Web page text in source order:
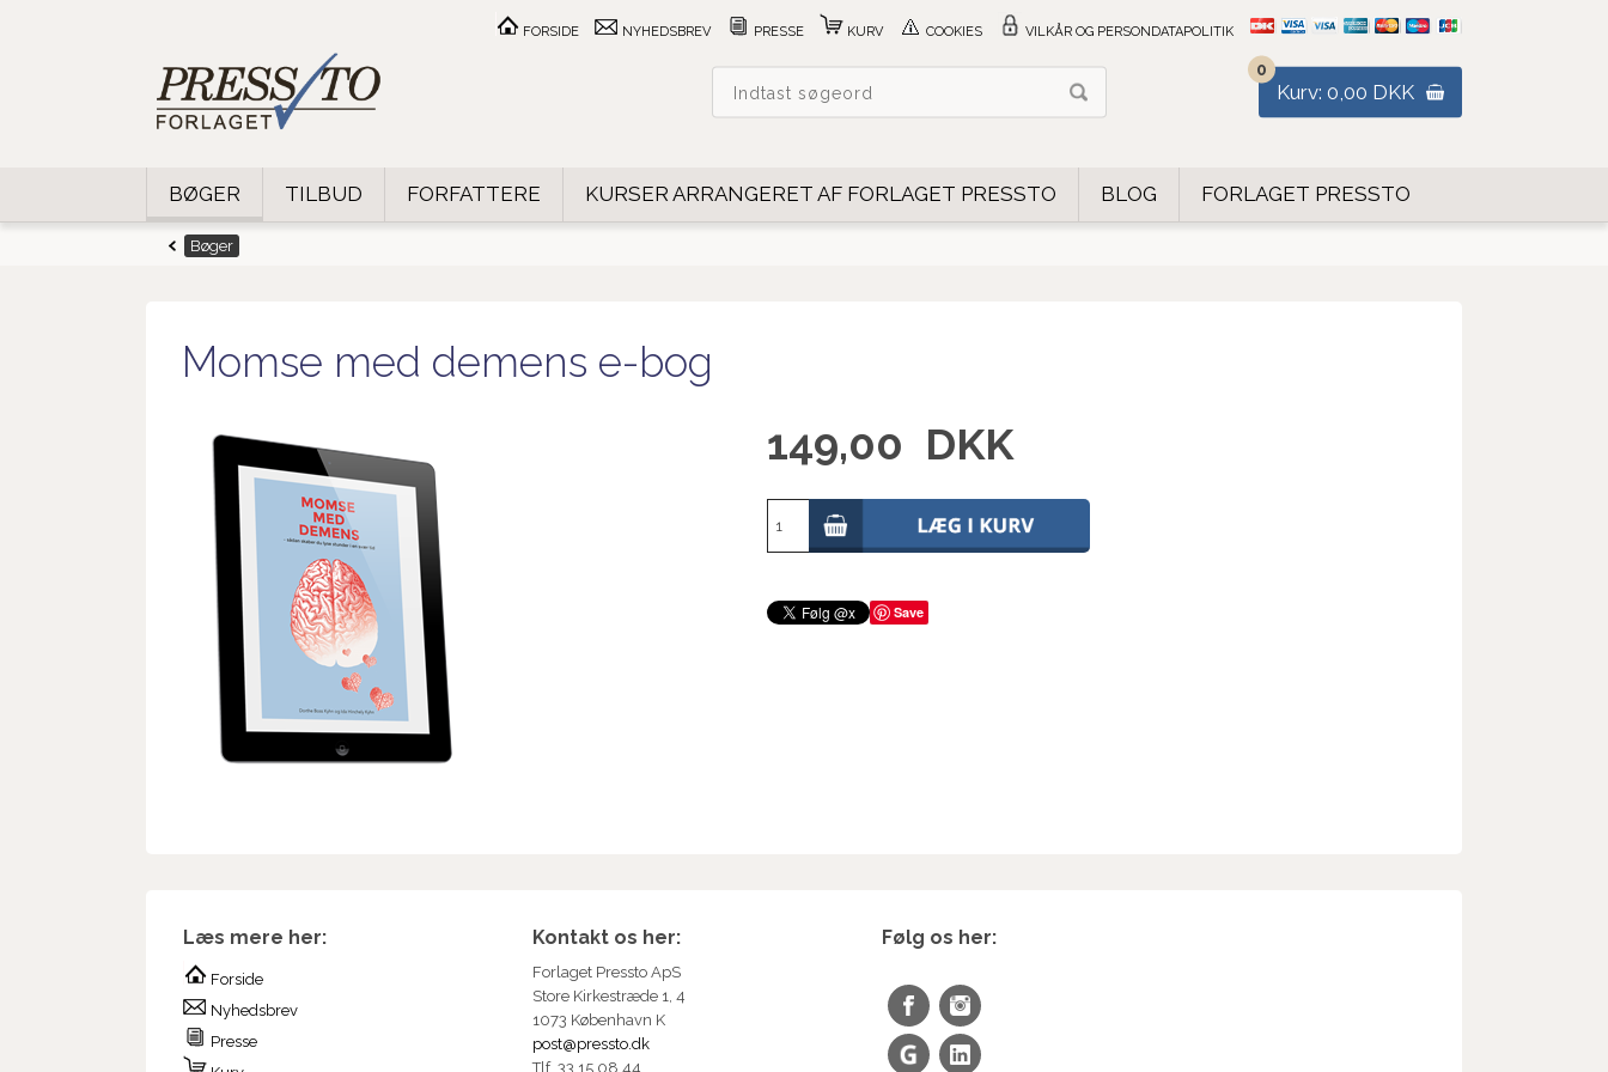
0
Kurv: 0,00 DKK
FORSIDE NYHEDSBREV PRESSE KURV COOKIES VILKÅR OG PERSONDATAPOLITIK
BØGER TILBUD FORFATTERE KURSER ARRANGERET AF FORLAGET PRESSTO BLOG FORLAGET PRESSTO
Bøger
Momse med demens e-bog
149,00 DKK
Save
Læs mere her:
Forside
Nyhedsbrev
Presse
Kontakt os her:
Forlaget Pressto ApS
Store Kirkestræde 1, 4
1073 København K
post@pressto.dk
Tlf. 33 15 08 44
Følg os her: